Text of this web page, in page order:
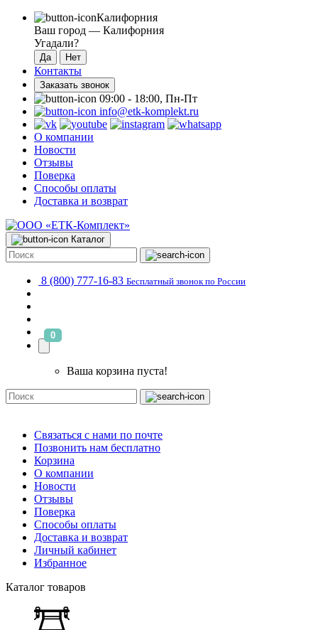
Калифорния
Ваш город — Калифорния
Угадали?
Контакты
Заказать звонок
09:00 - 18:00, Пн-Пт
info@etk-komplekt.ru
О компании
Новости
Отзывы
Поверка
Способы оплаты
Доставка и возврат
Каталог
8 (800) 777-16-83 Бесплатный звонок по России
0
Ваша корзина пуста!
Связаться с нами по почте
Позвонить нам бесплатно
Корзина
О компании
Новости
Отзывы
Поверка
Способы оплаты
Доставка и возврат
Личный кабинет
Избранное
Каталог товаров